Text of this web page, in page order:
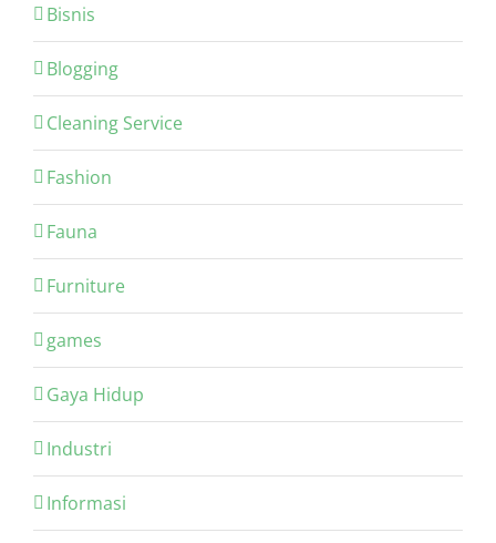
Bisnis
Blogging
Cleaning Service
Fashion
Fauna
Furniture
games
Gaya Hidup
Industri
Informasi